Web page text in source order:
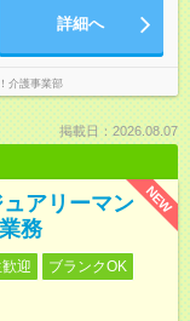
詳細へ
介護事業部
掲載日：2026.08.07
NEW
アリーマン
務
迎
ブランクOK